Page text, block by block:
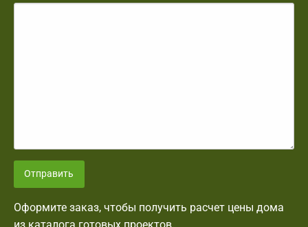
Отправить
Оформите заказ, чтобы получить расчет цены дома